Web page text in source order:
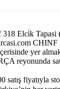
Elci̇k Tapasi
yer
reyonunda
satış fiyatıyla